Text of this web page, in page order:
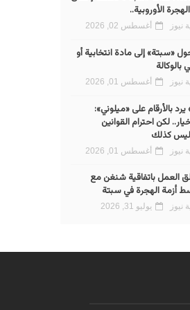
الأوروبية..
نيوز أغسطس 02, 2026
«سبتة» إلى مادة انتخابية أو
بالوكالة
نيوز أغسطس 01, 2026
بالأرقام على «ميلوني»:
لكن احترام القوانين
ليس كذلك
نيوز أغسطس 01, 2026
العمل باتفاقية شنغن مع
أزمة الهجرة في سبتة
نيوز يوليو 31, 2026